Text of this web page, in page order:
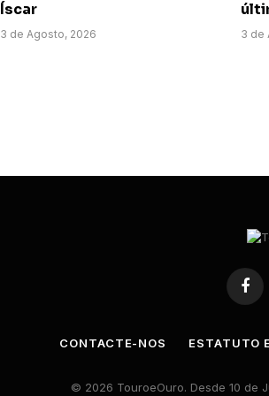
Íscar
3 de Agosto, 2026 3 de
CONTACTE-NOS ESTATUTO
© 2026 TouroeOuro. Desde 10 de